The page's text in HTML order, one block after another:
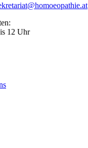
12 Uhr